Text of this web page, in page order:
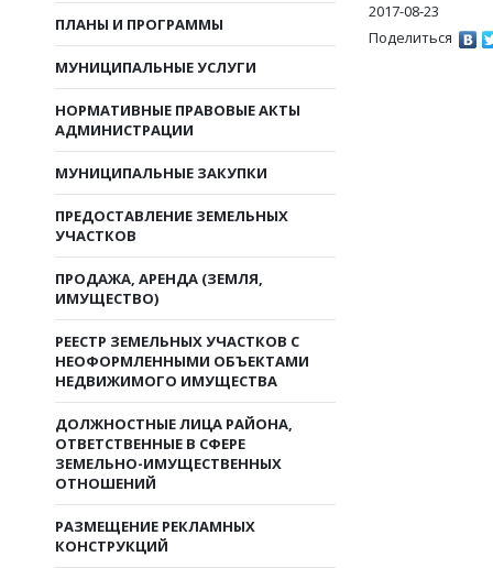
ПЛАНЫ И ПРОГРАММЫ
МУНИЦИПАЛЬНЫЕ УСЛУГИ
НОРМАТИВНЫЕ ПРАВОВЫЕ АКТЫ
АДМИНИСТРАЦИИ
МУНИЦИПАЛЬНЫЕ ЗАКУПКИ
ПРЕДОСТАВЛЕНИЕ ЗЕМЕЛЬНЫХ
УЧАСТКОВ
ПРОДАЖА, АРЕНДА (ЗЕМЛЯ,
ИМУЩЕСТВО)
РЕЕСТР ЗЕМЕЛЬНЫХ УЧАСТКОВ С
НЕОФОРМЛЕННЫМИ ОБЪЕКТАМИ
НЕДВИЖИМОГО ИМУЩЕСТВА
ДОЛЖНОСТНЫЕ ЛИЦА РАЙОНА,
ОТВЕТСТВЕННЫЕ В СФЕРЕ
ЗЕМЕЛЬНО-ИМУЩЕСТВЕННЫХ
ОТНОШЕНИЙ
РАЗМЕЩЕНИЕ РЕКЛАМНЫХ
КОНСТРУКЦИЙ
2017-08-23
Поделиться